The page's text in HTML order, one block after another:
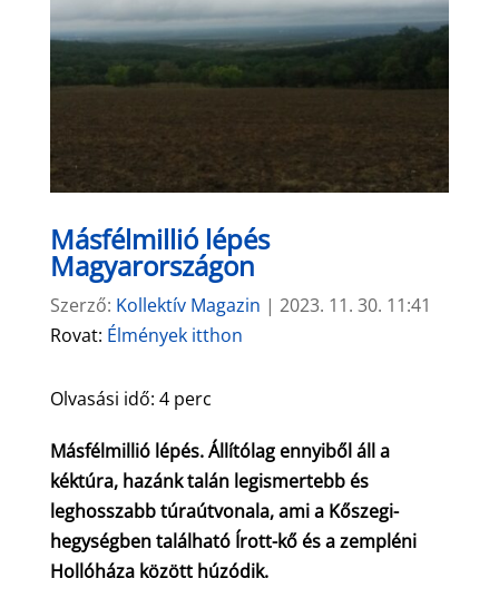
Másfélmillió lépés
Magyarországon
Szerző: Kollektív Magazin | 2023. 11. 30. 11:41
Rovat: Élmények itthon
Olvasási idő: 4 perc
Másfélmillió lépés. Állítólag ennyiből áll a
kéktúra, hazánk talán legismertebb és
leghosszabb túraútvonala, ami a Kőszegi-
hegységben található Írott-kő és a zempléni
Hollóháza között húzódik.